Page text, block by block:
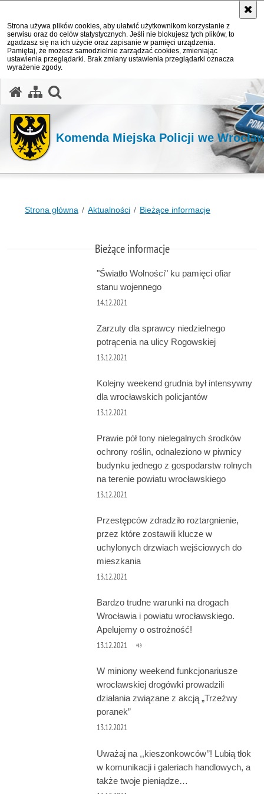
Strona używa plików cookies, aby ułatwić użytkownikom korzystanie z
serwisu oraz do celów statystycznych. Jeśli nie blokujesz tych plików, to
zgadzasz się na ich użycie oraz zapisanie w pamięci urządzenia.
Pamiętaj, że możesz samodzielnie zarządzać cookies, zmieniając
ustawienia przeglądarki. Brak zmiany ustawienia przeglądarki oznacza
wyrażenie zgody.
Komenda Miejska Policji we
Strona główna Aktualności Bieżące informacje
Bieżące informacje
"Światło Wolności" ku pamięci ofiar
stanu wojennego
14.12.2021
Zarzuty dla sprawcy niedzielnego
potrącenia na ulicy Rogowskiej
13.12.2021
Kolejny weekend grudnia był intensywny
dla wrocławskich policjantów
13.12.2021
Prawie pół tony nielegalnych środków
ochrony roślin, odnaleziono w piwnicy
budynku jednego z gospodarstw rolnych
na terenie powiatu wrocławskiego
13.12.2021
Przestępców zdradziło roztargnienie,
przez które zostawili klucze w
uchylonych drzwiach wejściowych do
mieszkania
13.12.2021
Bardzo trudne warunki na drogach
Wrocławia i powiatu wrocławskiego.
Apelujemy o ostrożność!
13.12.2021
W miniony weekend funkcjonariusze
wrocławskiej drogówki prowadzili
działania związane z akcją „Trzeźwy
poranek”
13.12.2021
Uważaj na ,,kieszonkowców’’! Lubią tłok
w komunikacji i galeriach handlowych, a
także twoje pieniądze…